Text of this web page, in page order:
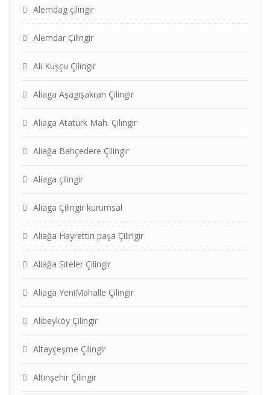
Alemdag çilingir
Alemdar Çilingir
Ali Kuşçu Çilingir
Aliaga Aşagışakran Çilingir
Aliaga Atatürk Mah. Çilingir
Aliağa Bahçedere Çilingir
Aliaga çilingir
Aliaga Çilingir kurumsal
Aliağa Hayrettin paşa Çilingir
Aliağa Siteler Çilingir
Aliaga YeniMahalle Çilingir
Alibeyköy Çilingir
Altayçeşme Çilingir
Altınşehir Çilingir